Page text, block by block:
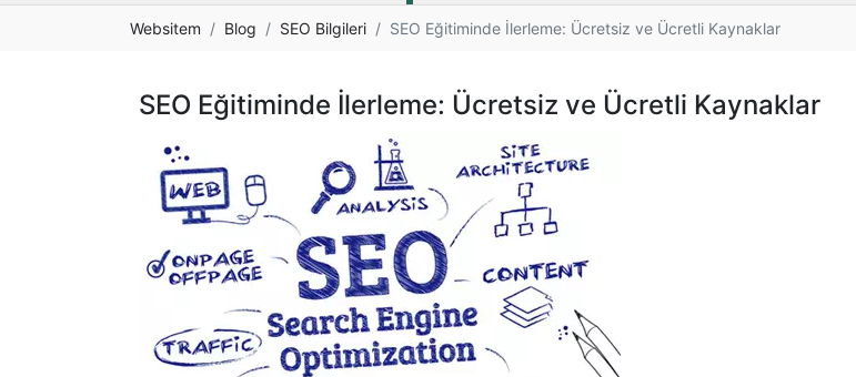
Websitem Blog SEO Bilgileri SEO Eğitiminde İlerleme: Ücretsiz ve Ücretli Kaynaklar
SEO Eğitiminde İlerleme: Ücretsiz ve Ücretli Kaynaklar